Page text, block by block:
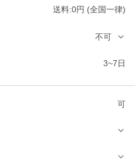
送料:0円 (全国一律)
不可
3~7日
可